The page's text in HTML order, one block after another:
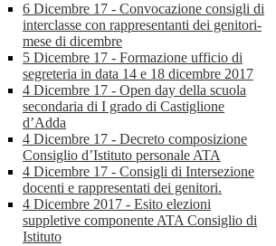
6 Dicembre 17 - Convocazione consigli di
interclasse con rappresentanti dei genitori-
mese di dicembre
5 Dicembre 17 - Formazione ufficio di
segreteria in data 14 e 18 dicembre 2017
4 Dicembre 17 - Open day della scuola
secondaria di I grado di Castiglione
d’Adda
4 Dicembre 17 - Decreto composizione
Consiglio d’Istituto personale ATA
4 Dicembre 17 - Consigli di Intersezione
docenti e rappresentati dei genitori.
4 Dicembre 2017 - Esito elezioni
suppletive componente ATA Consiglio di
Istituto